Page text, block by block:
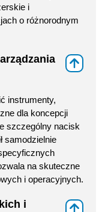
i
o różnorodnym
instrumenty,
dla koncepcji
szczególny nacisk
samodzielnie
na skuteczne
i operacyjnych.
i